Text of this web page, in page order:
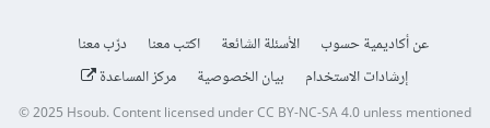
عن أكاديمية حسوب الأسئلة الشائعة اكتب معنا
درّب معنا
إرشادات الاستخدام
بيان الخصوصية مركز المساعدة
© 2025Hsoub.Content licensed underCC BY-NC-SA 4.0unless mentioned